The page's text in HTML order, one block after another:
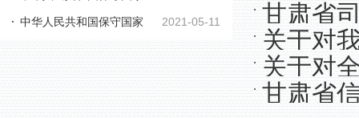
秘密法 2021-05-11
中华人民共和国保守国家
公示的
甘肃省
家网站
关于对
者进行
关于对
荐对象
甘肃省